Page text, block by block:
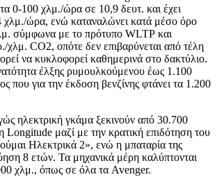
0-100 χλμ./ώρα σε 10,9 δευτ. και έχει
χλμ./ώρα, ενώ καταναλώνει κατά μέσο όρο
σύμφωνα με το πρότυπο WLTP και
χλμ. CO2, οπότε δεν επιβαρύνεται από τέλη
να κυκλοφορεί καθημερινά στο δακτύλιο.
έλξης ρυμουλκούμενου έως 1.100
που για την έκδοση βενζίνης φτάνει τα 1.200
ηλεκτρική γκάμα ξεκινούν από 30.700
Longitude μαζί με την κρατική επιδότηση του
Ηλεκτρικά 2», ενώ η μπαταρία της
8 ετών. Τα μηχανικά μέρη καλύπτονται
χλμ., όπως σε όλα τα Avenger.